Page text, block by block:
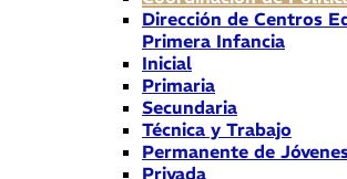
Dirección de Centros
Primera Infancia
Inicial
Primaria
Secundaria
Técnica y Trabajo
Permanente de
Privada